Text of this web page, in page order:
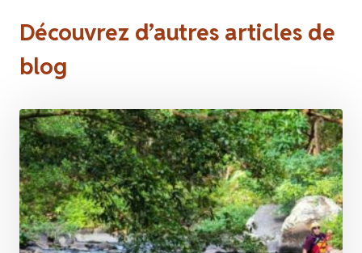
Découvrez d’autres articles de
blog